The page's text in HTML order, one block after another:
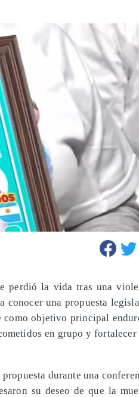
perdió la vida tras una
conocer una propuesta
objetivo principal
en grupo y fortalecer
durante una
su deseo de que la